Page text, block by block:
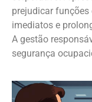
prejudicar
imediatos e
A gestão
segurança